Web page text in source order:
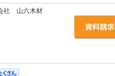
社 山六木材